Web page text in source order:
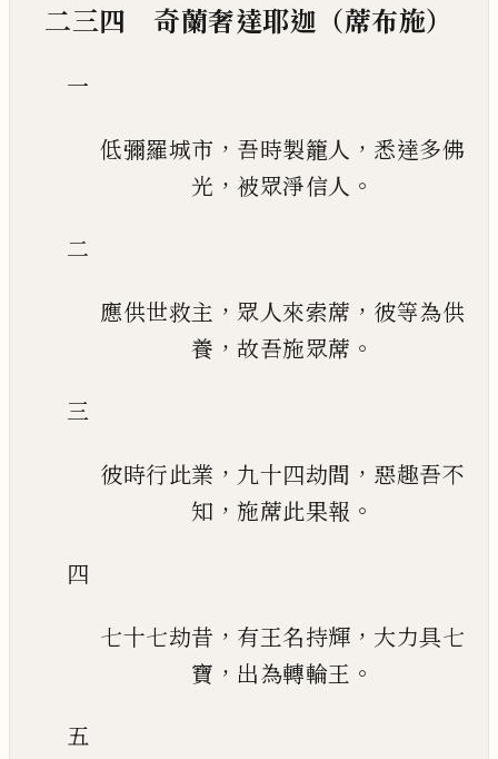
二三四 奇蘭奢達耶迦（蓆布施）
一
低彌羅城市 ， 吾時製籠人 ， 悉達多佛
光 ， 被眾淨信人 。
二
應供世救主 ， 眾人來索蓆 ， 彼等為供
養 ， 故吾施眾蓆 。
三
彼時行此業 ， 九十四劫間 ， 惡趣吾不
知 ， 施蓆此果報 。
四
七十七劫昔 ， 有王名持輝 ， 大力具七
寶 ， 出為轉輪王 。
五